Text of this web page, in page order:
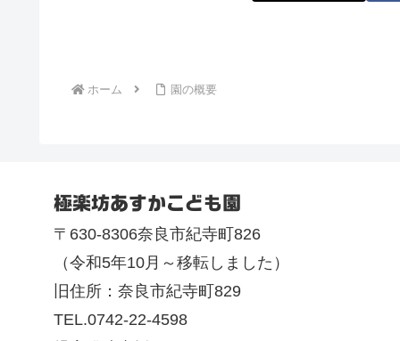
ホーム 園の概要
極楽坊あすかこども園
〒630-8306奈良市紀寺町826
（令和5年10月～移転しました）
旧住所：奈良市紀寺町829
TEL.0742-22-4598